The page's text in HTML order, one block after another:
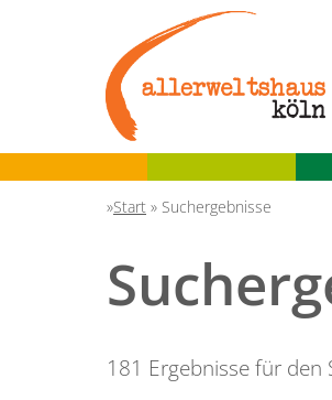
Start » Suchergebnisse
181 Ergebnisse für den